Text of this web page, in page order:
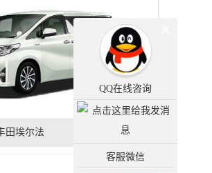
田埃尔法
QQ在线咨询
客服微信